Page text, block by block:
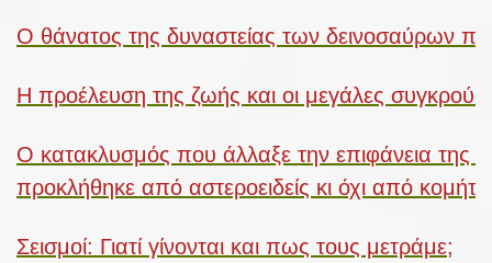
Ο θάνατος της δυναστείας των δεινοσαύρων
Η προέλευση της ζωής και οι μεγάλες
Ο κατακλυσμός που άλλαξε την επιφάνεια της
προκλήθηκε από αστεροειδείς κι όχι από
Σεισμοί: Γιατί γίνονται και πως τους μετράμε;